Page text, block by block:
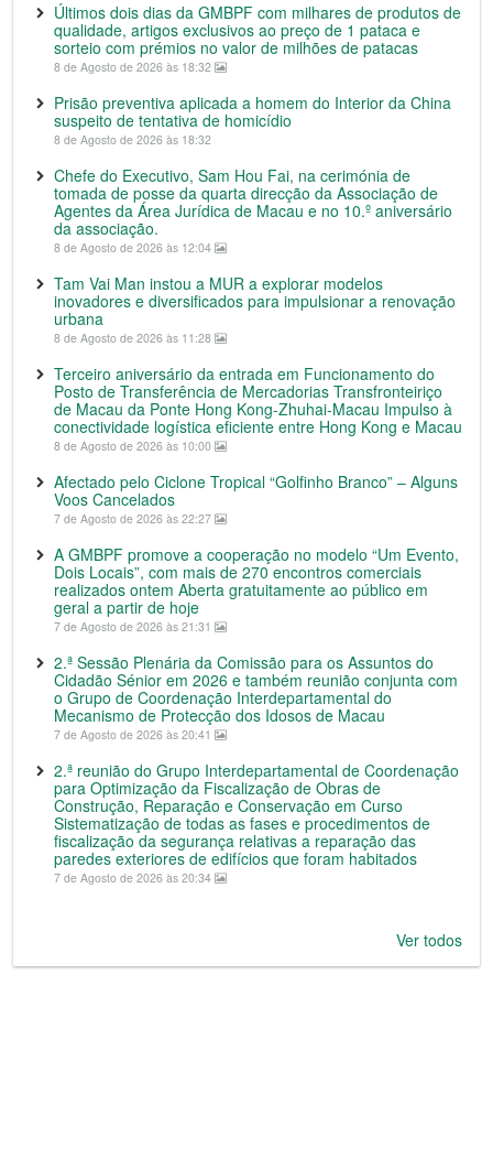
Últimos dois dias da GMBPF com milhares de produtos de
qualidade, artigos exclusivos ao preço de 1 pataca e
sorteio com prémios no valor de milhões de patacas
8 de Agosto de 2026 às 18:32
Prisão preventiva aplicada a homem do Interior da China
suspeito de tentativa de homicídio
8 de Agosto de 2026 às 18:32
Chefe do Executivo, Sam Hou Fai, na cerimónia de
tomada de posse da quarta direcção da Associação de
Agentes da Área Jurídica de Macau e no 10.º aniversário
da associação.
8 de Agosto de 2026 às 12:04
Tam Vai Man instou a MUR a explorar modelos
inovadores e diversificados para impulsionar a renovação
urbana
8 de Agosto de 2026 às 11:28
Terceiro aniversário da entrada em Funcionamento do
Posto de Transferência de Mercadorias Transfronteiriço
de Macau da Ponte Hong Kong-Zhuhai-Macau Impulso à
conectividade logística eficiente entre Hong Kong e Macau
8 de Agosto de 2026 às 10:00
Afectado pelo Ciclone Tropical “Golfinho Branco” – Alguns
Voos Cancelados
7 de Agosto de 2026 às 22:27
A GMBPF promove a cooperação no modelo “Um Evento,
Dois Locais”, com mais de 270 encontros comerciais
realizados ontem Aberta gratuitamente ao público em
geral a partir de hoje
7 de Agosto de 2026 às 21:31
2.ª Sessão Plenária da Comissão para os Assuntos do
Cidadão Sénior em 2026 e também reunião conjunta com
o Grupo de Coordenação Interdepartamental do
Mecanismo de Protecção dos Idosos de Macau
7 de Agosto de 2026 às 20:41
2.ª reunião do Grupo Interdepartamental de Coordenação
para Optimização da Fiscalização de Obras de
Construção, Reparação e Conservação em Curso
Sistematização de todas as fases e procedimentos de
fiscalização da segurança relativas a reparação das
paredes exteriores de edifícios que foram habitados
7 de Agosto de 2026 às 20:34
Ver todos